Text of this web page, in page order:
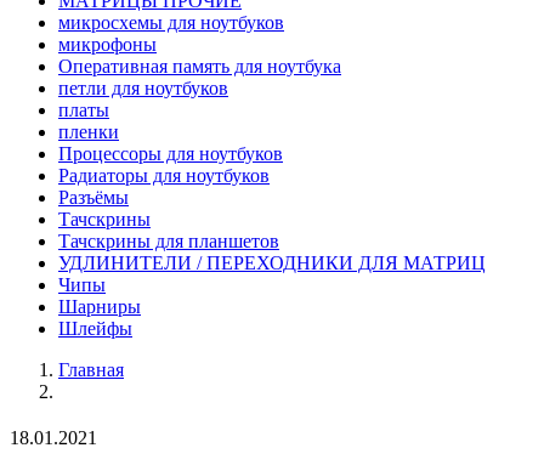
микросхемы для ноутбуков
микрофоны
Оперативная память для ноутбука
петли для ноутбуков
платы
пленки
Процессоры для ноутбуков
Радиаторы для ноутбуков
Разъёмы
Тачскрины
Тачскрины для планшетов
УДЛИНИТЕЛИ / ПЕРЕХОДНИКИ ДЛЯ МАТРИЦ
Чипы
Шарниры
Шлейфы
Главная
18.01.2021